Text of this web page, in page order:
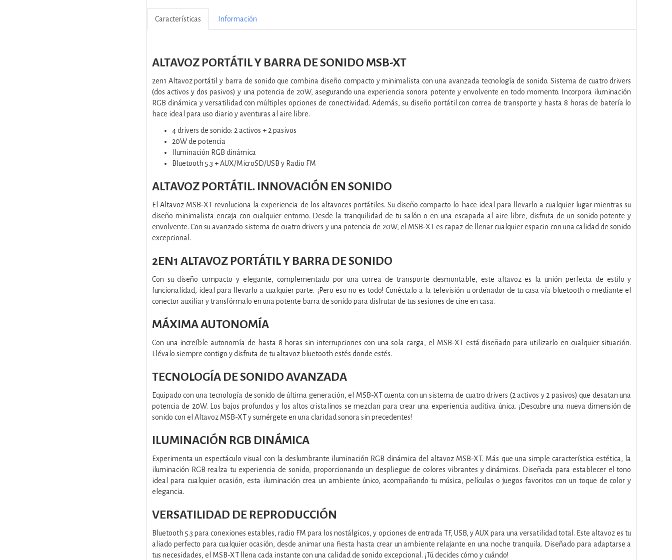
Características Información
ALTAVOZ PORTÁTIL Y BARRA DE SONIDO MSB-XT
2en1 Altavoz portátil y barra de sonido que combina diseño compacto y minimalista con una avanzada tecnología de sonido. Sistema de cuatro drivers
(dos activos y dos pasivos) y una potencia de 20W, asegurando una experiencia sonora potente y envolvente en todo momento. Incorpora iluminación
RGB dinámica y versatilidad con múltiples opciones de conectividad. Además, su diseño portátil con correa de transporte y hasta 8 horas de batería lo
hace ideal para uso diario y aventuras al aire libre.
4 drivers de sonido: 2 activos + 2 pasivos
20W de potencia
Iluminación RGB dinámica
Bluetooth 5.3 + AUX/MicroSD/USB y Radio FM
ALTAVOZ PORTÁTIL. INNOVACIÓN EN SONIDO
El Altavoz MSB-XT revoluciona la experiencia de los altavoces portátiles. Su diseño compacto lo hace ideal para llevarlo a cualquier lugar mientras su
diseño minimalista encaja con cualquier entorno. Desde la tranquilidad de tu salón o en una escapada al aire libre, disfruta de un sonido potente y
envolvente. Con su avanzado sistema de cuatro drivers y una potencia de 20W, el MSB-XT es capaz de llenar cualquier espacio con una calidad de sonido
excepcional.
2EN1 ALTAVOZ PORTÁTIL Y BARRA DE SONIDO
Con su diseño compacto y elegante, complementado por una correa de transporte desmontable, este altavoz es la unión perfecta de estilo y
funcionalidad, ideal para llevarlo a cualquier parte. ¡Pero eso no es todo! Conéctalo a la televisión u ordenador de tu casa vía bluetooth o mediante el
conector auxiliar y transfórmalo en una potente barra de sonido para disfrutar de tus sesiones de cine en casa.
MÁXIMA AUTONOMÍA
Con una increíble autonomía de hasta 8 horas sin interrupciones con una sola carga, el MSB-XT está diseñado para utilizarlo en cualquier situación.
Llévalo siempre contigo y disfruta de tu altavoz bluetooth estés donde estés.
TECNOLOGÍA DE SONIDO AVANZADA
Equipado con una tecnología de sonido de última generación, el MSB-XT cuenta con un sistema de cuatro drivers (2 activos y 2 pasivos) que desatan una
potencia de 20W. Los bajos profundos y los altos cristalinos se mezclan para crear una experiencia auditiva única. ¡Descubre una nueva dimensión de
sonido con el Altavoz MSB-XT y sumérgete en una claridad sonora sin precedentes!
ILUMINACIÓN RGB DINÁMICA
Experimenta un espectáculo visual con la deslumbrante iluminación RGB dinámica del altavoz MSB-XT. Más que una simple característica estética, la
iluminación RGB realza tu experiencia de sonido, proporcionando un despliegue de colores vibrantes y dinámicos. Diseñada para establecer el tono
ideal para cualquier ocasión, esta iluminación crea un ambiente único, acompañando tu música, películas o juegos favoritos con un toque de color y
elegancia.
VERSATILIDAD DE REPRODUCCIÓN
Bluetooth 5.3 para conexiones estables, radio FM para los nostálgicos, y opciones de entrada TF, USB, y AUX para una versatilidad total. Este altavoz es tu
aliado perfecto para cualquier ocasión, desde animar una fiesta hasta crear un ambiente relajante en una noche tranquila. Diseñado para adaptarse a
tus necesidades, el MSB-XT llena cada instante con una calidad de sonido excepcional. ¡Tú decides cómo y cuándo!